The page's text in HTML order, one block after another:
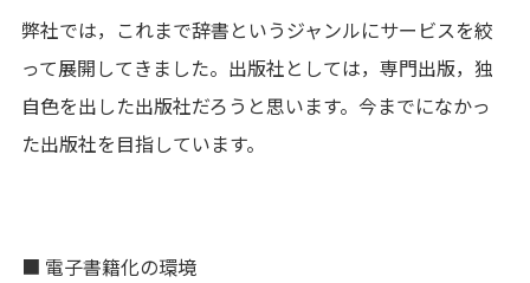
弊社では，これまで辞書というジャンルにサービスを絞
って展開してきました。出版社としては，専門出版，独
自色を出した出版社だろうと思います。今までになかっ
た出版社を目指しています。
■ 電子書籍化の環境